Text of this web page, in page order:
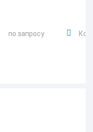
по запросу